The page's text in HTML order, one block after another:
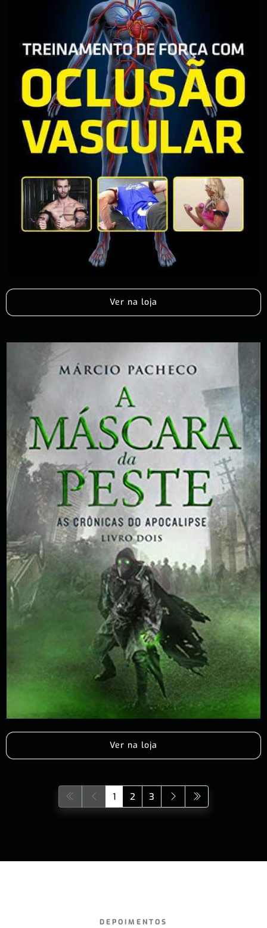
Ver na loja
Ver na loja
1 2 3
DEPOIMENTOS